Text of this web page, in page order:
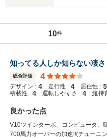
10件
知ってる人しか知らない凄さ
総合評価 4
デザイン : 4 走行性 : 4 居住性 : 5
積載性 : 4 運転しやすさ : 4 維持
良かった点
V10ツインターボ、コンピュータ、
700馬力オーバーの加速‼(チューニ